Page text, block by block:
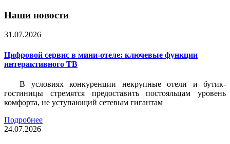
Наши новости
31.07.2026
Цифровой сервис в мини-отеле: ключевые функции
интерактивного ТВ
В условиях конкуренции некрупные отели и бутик-
гостиницы стремятся предоставить постояльцам уровень
комфорта, не уступающий сетевым гигантам
Подробнее
24.07.2026